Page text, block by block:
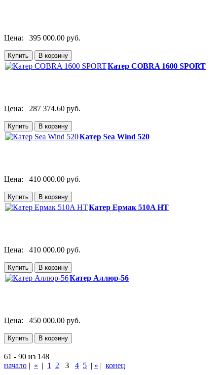
Цена: 395 000.00 руб.
Катер COBRA 1600 SPORT
Цена: 287 374.60 руб.
Катер Sea Wind 520
Цена: 410 000.00 руб.
Катер Ермак 510A HT
Цена: 410 000.00 руб.
Катер Аллюр-56
Цена: 450 000.00 руб.
61 - 90 из 148
начало | « | 1 2 3 4 5 | » | конец